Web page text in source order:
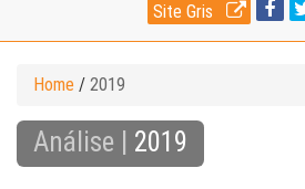
Site Gris
Home / 2019
Análise | 2019